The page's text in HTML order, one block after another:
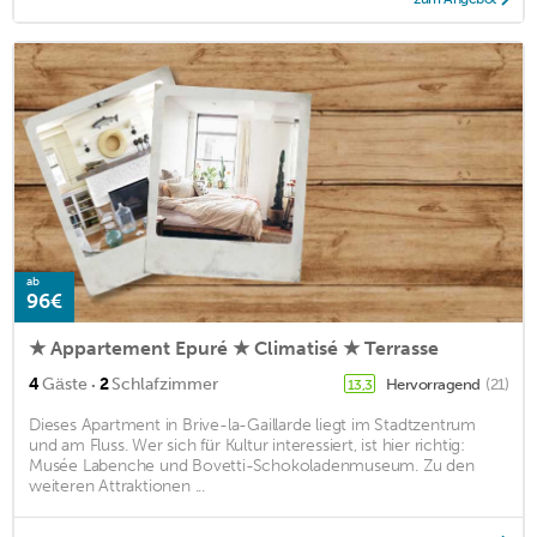
ab
96€
★ Appartement Epuré ★ Climatisé ★ Terrasse
4Gäste · 2Schlafzimmer 13,3 Hervorragend (21)
Dieses Apartment in Brive-la-Gaillarde liegt im Stadtzentrum
und am Fluss. Wer sich für Kultur interessiert, ist hier richtig:
Musée Labenche und Bovetti-Schokoladenmuseum. Zu den
weiteren Attraktionen ...